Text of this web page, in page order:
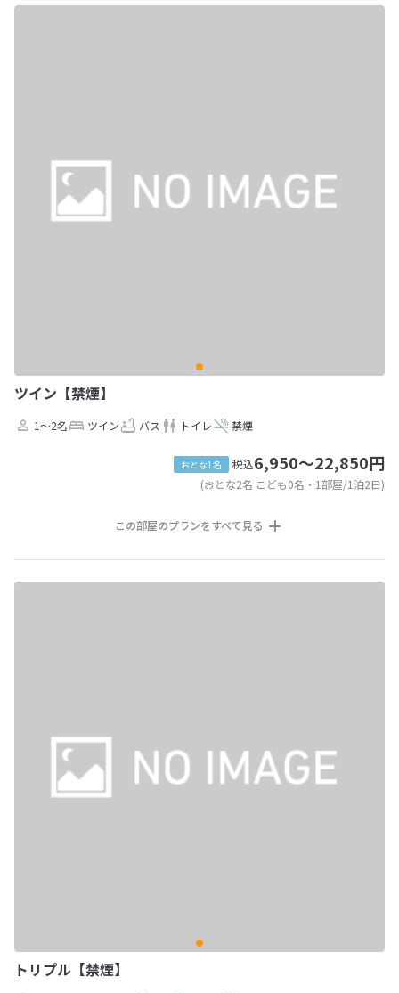
ツイン【禁煙】
1～2名 ツイン バス トイレ 禁煙
おとな1名 税込6,950～22,850円
(おとな2名 こども0名・1部屋/1泊2日)
この部屋のプランをすべて見る
トリプル【禁煙】